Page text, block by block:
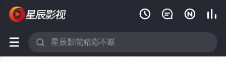
   
 